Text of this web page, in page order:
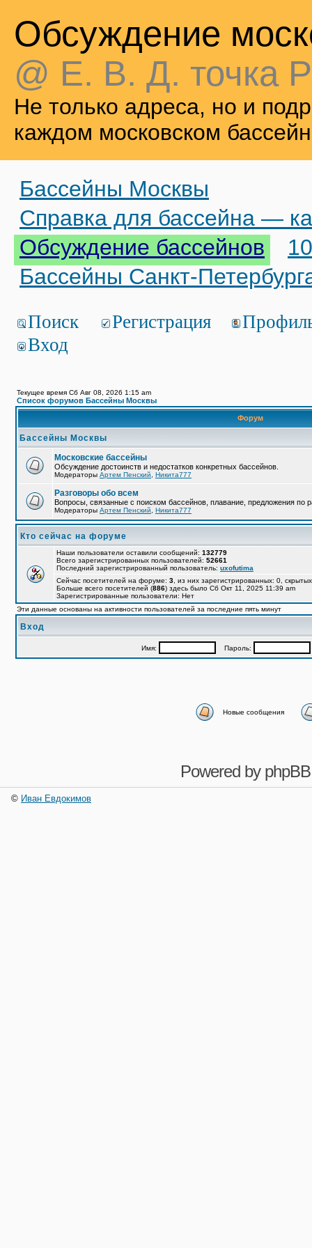
Обсуждение
@ Е. В. Д. точка
Не только адреса, но и
каждом московском
Бассейны Москвы
Справка для бассейна —
Обсуждение бассейнов
Бассейны Санкт-
Поиск Регистрация
Вход
Текущее время Сб Авг 08, 2026 1:15 am
Список форумов Бассейны Москвы
Форум
Бассейны Москвы
Московские бассейны
Обсуждение достоинств и недостатков конкретных бассейнов.
Модераторы Артем Пенский Никита777
Разговоры обо всем
Вопросы, связанные с поиском бассейнов, плавание, предложения по
Модераторы Артем Пенский Никита777
Кто сейчас на форуме
Наши пользователи оставили сообщений: 132779
Всего зарегистрированных пользователей: 52661
Последний зарегистрированный пользователь: uxofutima
Сейчас посетителей на форуме: 3 , из них зарегистрированных: 0,
Больше всего посетителей (886) здесь было Сб Окт 11, 2025 11:39 am
Зарегистрированные пользователи: Нет
Эти данные основаны на активности пользователей за последние пять минут
Вход
Имя: Пароль:
Новые сообщения
Powered by phpBB
© Иван Евдокимов